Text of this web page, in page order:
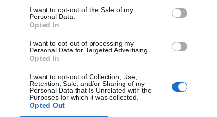
I want to opt-out of the Sale of my
Personal Data.
Opted In
I want to opt-out of processing my
Personal Data for Targeted Advertising.
Opted In
I want to opt-out of Collection, Use,
Retention, Sale, and/or Sharing of my
Personal Data that Is Unrelated with the
Purposes for which it was collected.
Opted Out
ΔΙΕΘΝΗ
βαλίτσα στο ντουλαπάκι
Τα φθηνά αεροπορικά εισιτήρια κινδυνεύουν να μείνουν φθηνά
εταιρείες χαμηλού κόστους χρεώνουν ξεχωριστά υπηρεσίες που
μέχρι πρότινος θεωρούνται αυτονόητες.
NEWSROOM/06 Αυγ 2026